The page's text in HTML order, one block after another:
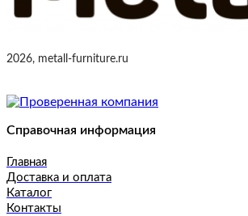
2026, metall-furniture.ru
Справочная информация
Главная
Доставка и оплата
Каталог
Контакты